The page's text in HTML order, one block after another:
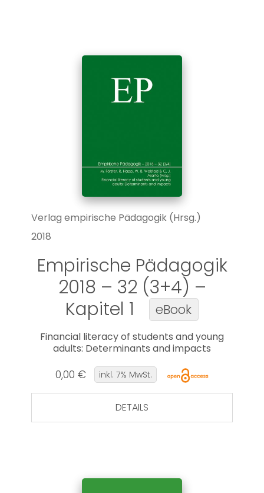
Verlag empirische Pädagogik (Hrsg.)
2018
Empirische Pädagogik
2018 – 32 (3+4) –
Kapitel 1
eBook
Financial literacy of students and young
adults: Determinants and impacts
0,00 € inkl. 7% MwSt.
DETAILS